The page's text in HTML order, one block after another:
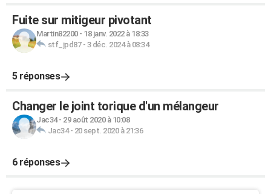
Fuite sur mitigeur pivotant
Martin82200- 18 janv. 2022 à 18:33
stf_jpd87- 3 déc. 2024 à 08:34
5 réponses
Changer le joint torique d'un mélangeur
Jac34- 29 août 2020 à 10:08
Jac34- 20 sept. 2020 à 21:36
6 réponses